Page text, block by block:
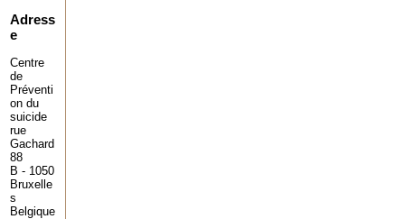
Adress
e
Centre
de
Préventi
on du
suicide
rue
Gachard
88
B - 1050
Bruxelle
s
Belgique